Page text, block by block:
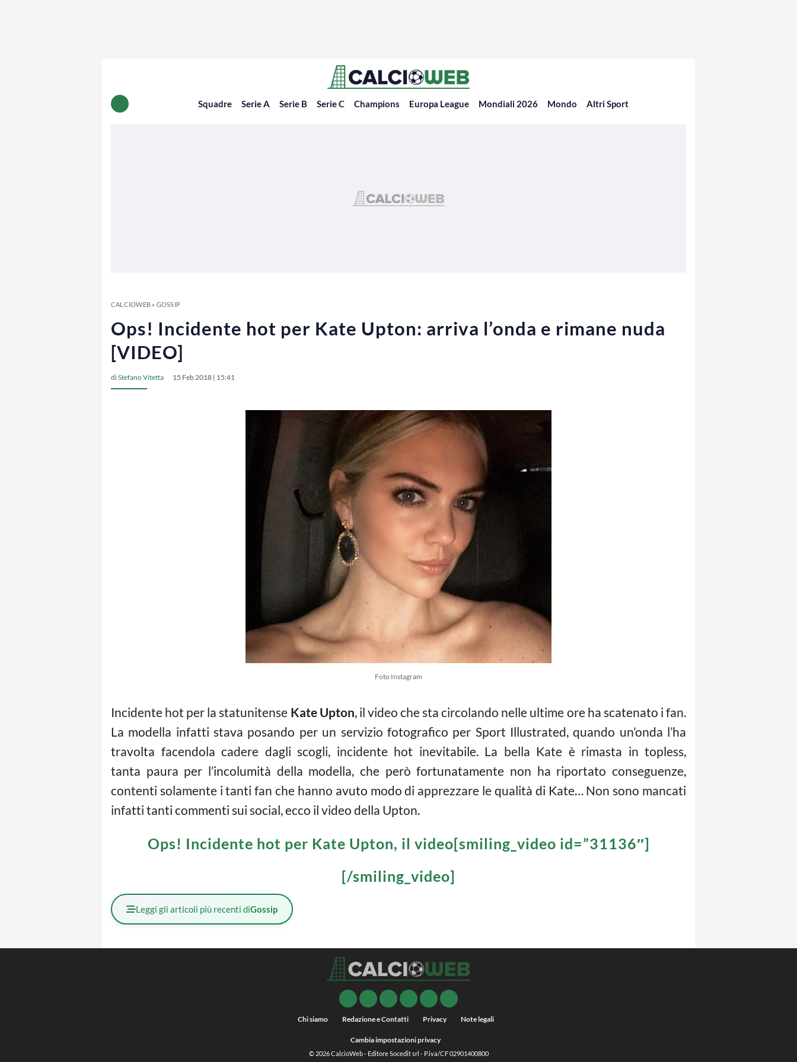
Squadre Serie A Serie B Serie C Champions Europa League Mondiali 2026 Mondo Altri Sport
CALCIOWEB» GOSSIP
Ops! Incidente hot per Kate Upton: arriva l’onda e rimane nuda
[VIDEO]
diStefano Vitetta 15 Feb 2018 | 15:41
Foto Instagram
Incidente hot per la statunitense Kate Upton, il video che sta circolando nelle ultime ore ha scatenato i fan.
La modella infatti stava posando per un servizio fotografico per Sport Illustrated, quando un’onda l’ha
travolta facendola cadere dagli scogli, incidente hot inevitabile. La bella Kate è rimasta in topless,
tanta paura per l’incolumità della modella, che però fortunatamente non ha riportato conseguenze,
contenti solamente i tanti fan che hanno avuto modo di apprezzare le qualità di Kate… Non sono mancati
infatti tanti commenti sui social, ecco il video della Upton.
Ops! Incidente hot per Kate Upton, il video[smiling_video id=”31136″]
[/smiling_video]
Leggi gli articoli più recenti diGossip
Chi siamo Redazione e Contatti Privacy Note legali
Cambia impostazioni privacy
© 2026CalcioWeb- Editore Socedit srl - P.iva/CF 02901400800